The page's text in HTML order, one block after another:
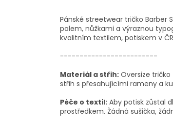
Pánské streetwear tričko Barber
polem, nůžkami a výraznou
kvalitním textilem, potiskem v
-------------------------
Materiál a střih: Oversize tričko
střih s přesahujícími rameny a
Péče o textil: Aby potisk zůstal
prostředkem. Žádná sušička,